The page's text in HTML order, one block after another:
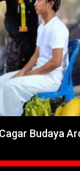
Budaya